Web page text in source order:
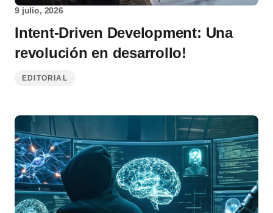
9 julio, 2026
Intent-Driven Development: Una
revolución en desarrollo!
EDITORIAL